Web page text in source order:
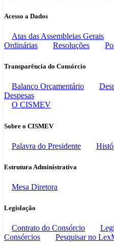
Acesso a Dados
Atas das Assembleias Gerais
Ordinárias
Resoluções
Transparência do Consórcio
Balanço Orçamentário
Despesas
O CISMEV
Sobre o CISMEV
Palavra do Presidente
Estrutura Administrativa
Mesa Diretora
Legislação
Contrato do Consórcio
Consórcios
Pesquisar no